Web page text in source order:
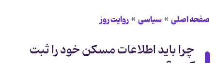
صفحه اصلی سیاسی روایت روز
چرا باید اطلاعات مسکن خود را ثبت